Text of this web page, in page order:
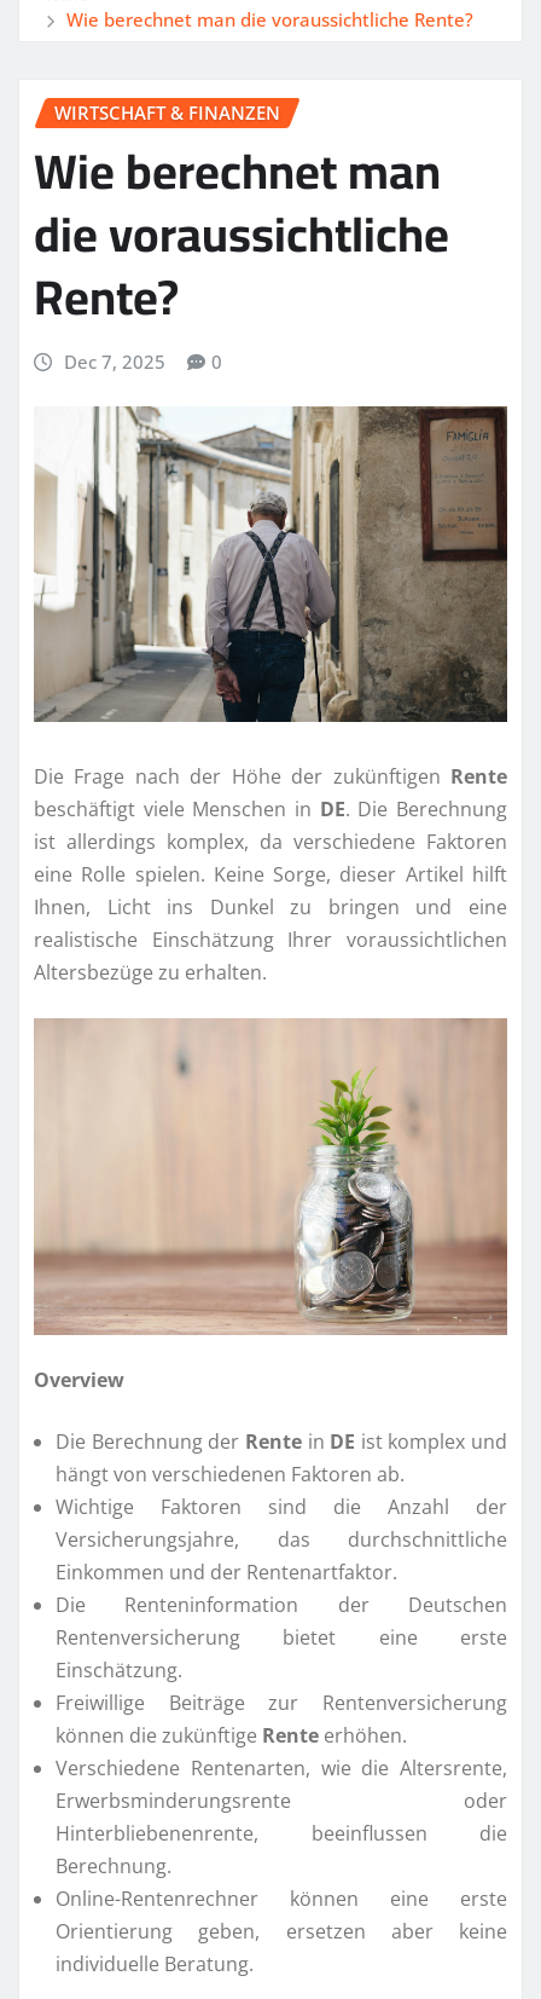
Wie berechnet man die voraussichtliche Rente?
WIRTSCHAFT & FINANZEN
Wie berechnet man
die voraussichtliche
Rente?
Dec 7, 2025 0
Die Frage nach der Höhe der zukünftigen Rente
beschäftigt viele Menschen in DE. Die Berechnung
ist allerdings komplex, da verschiedene Faktoren
eine Rolle spielen. Keine Sorge, dieser Artikel hilft
Ihnen, Licht ins Dunkel zu bringen und eine
realistische Einschätzung Ihrer voraussichtlichen
Altersbezüge zu erhalten.
Overview
Die Berechnung der Rentein DE ist komplex und
hängt von verschiedenen Faktoren ab.
Wichtige Faktoren sind die Anzahl der
Versicherungsjahre, das durchschnittliche
Einkommen und der Rentenartfaktor.
Die Renteninformation der Deutschen
Rentenversicherung bietet eine erste
Einschätzung.
Freiwillige Beiträge zur Rentenversicherung
können die zukünftige Rente erhöhen.
Verschiedene Rentenarten, wie die Altersrente,
Erwerbsminderungsrente oder
Hinterbliebenenrente, beeinflussen die
Berechnung.
Online-Rentenrechner können eine erste
Orientierung geben, ersetzen aber keine
individuelle Beratung.